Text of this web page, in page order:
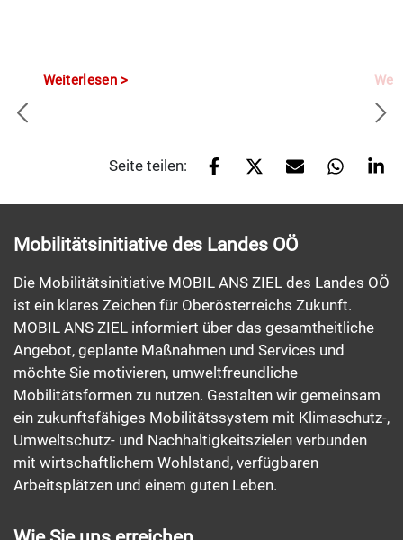
Weiterlesen
Seite teilen:
Mobilitätsinitiative des Landes OÖ
Die Mobilitätsinitiative MOBIL ANS ZIEL des Landes OÖ
ist ein klares Zeichen für Oberösterreichs Zukunft.
MOBIL ANS ZIEL informiert über das gesamtheitliche
Angebot, geplante Maßnahmen und Services und
möchte Sie motivieren, umweltfreundliche
Mobilitätsformen zu nutzen. Gestalten wir gemeinsam
ein zukunftsfähiges Mobilitätssystem mit Klimaschutz-,
Umweltschutz- und Nachhaltigkeitszielen verbunden
mit wirtschaftlichem Wohlstand, verfügbaren
Arbeitsplätzen und einem guten Leben.